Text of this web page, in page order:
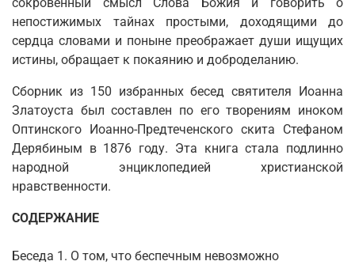
сокровенный смысл Слова Божия и говорить о
непостижимых тайнах простыми, доходящими до
сердца словами и поныне преображает души ищущих
истины, обращает к покаянию и доброделанию.
Сборник из 150 избранных бесед святителя Иоанна
Златоуста был составлен по его творениям иноком
Оптинского Иоанно-Предтеченского скита Стефаном
Дерябиным в 1876 году. Эта книга стала подлинно
народной энциклопедией христианской
нравственности.
СОДЕРЖАНИЕ
Беседа 1. О том, что беспечным невозможно